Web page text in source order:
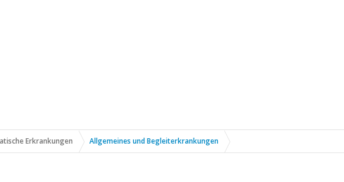
Erkrankungen Allgemeines und Begleiterkrankungen